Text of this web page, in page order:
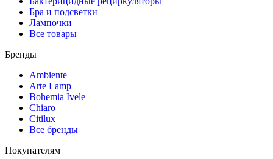
Бра и подсветки
Лампочки
Все товары
Бренды
Ambiente
Arte Lamp
Bohemia Ivele
Chiaro
Citilux
Все бренды
Покупателям